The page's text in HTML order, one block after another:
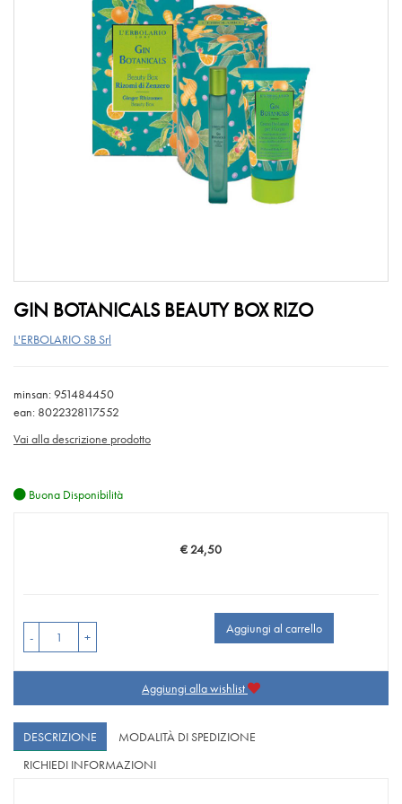
GIN BOTANICALS BEAUTY BOX RIZO
L'ERBOLARIO SB Srl
minsan: 951484450
ean: 8022328117552
Vai alla descrizione prodotto
Buona Disponibilità
Prezzo
€ 24,50
- +
Aggiungi al carrello
Aggiungi alla wishlist
DESCRIZIONE
MODALITÀ DI SPEDIZIONE
RICHIEDI INFORMAZIONI